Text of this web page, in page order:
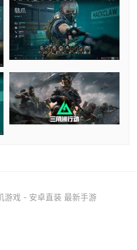
戏 - 安卓直装 最新手游